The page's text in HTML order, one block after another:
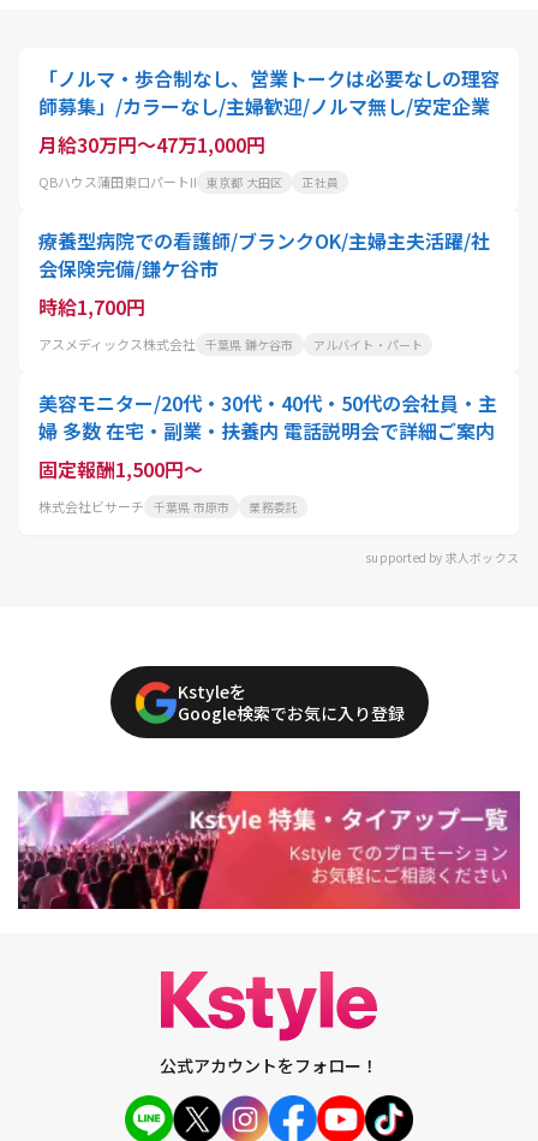
「ノルマ・歩合制なし、営業トークは必要なしの理容
師募集」/カラーなし/主婦歓迎/ノルマ無し/安定企業
月給30万円～47万1,000円
QBハウス蒲田東口パートII 東京都 大田区 正社員
療養型病院での看護師/ブランクOK/主婦主夫活躍/社
会保険完備/鎌ケ谷市
時給1,700円
アスメディックス株式会社 千葉県 鎌ケ谷市 アルバイト・パート
美容モニター/20代・30代・40代・50代の会社員・主
婦 多数 在宅・副業・扶養内 電話説明会で詳細ご案内
固定報酬1,500円～
株式会社ビサーチ 千葉県 市原市 業務委託
supported by 求人ボックス
Kstyleを
Google検索でお気に入り登録
公式アカウントをフォロー！